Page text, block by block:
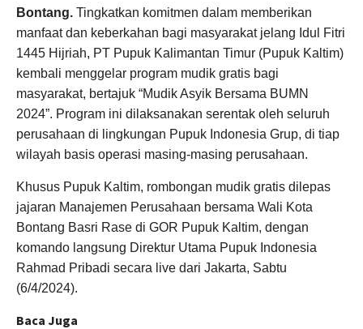
Bontang. Tingkatkan komitmen dalam memberikan
manfaat dan keberkahan bagi masyarakat jelang Idul Fitri
1445 Hijriah, PT Pupuk Kalimantan Timur (Pupuk Kaltim)
kembali menggelar program mudik gratis bagi
masyarakat, bertajuk “Mudik Asyik Bersama BUMN
2024”. Program ini dilaksanakan serentak oleh seluruh
perusahaan di lingkungan Pupuk Indonesia Grup, di tiap
wilayah basis operasi masing-masing perusahaan.
Khusus Pupuk Kaltim, rombongan mudik gratis dilepas
jajaran Manajemen Perusahaan bersama Wali Kota
Bontang Basri Rase di GOR Pupuk Kaltim, dengan
komando langsung Direktur Utama Pupuk Indonesia
Rahmad Pribadi secara live dari Jakarta, Sabtu
(6/4/2024).
Baca Juga